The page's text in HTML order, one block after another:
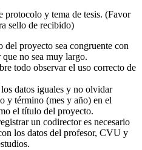
protocolo y tema de tesis. (Favor
sello de recibido)
del proyecto sea congruente con
no sea muy largo.
todo observar el uso correcto de
datos iguales y no olvidar
y término (mes y año) en el
el título del proyecto.
un codirector es necesario
los datos del profesor, CVU y